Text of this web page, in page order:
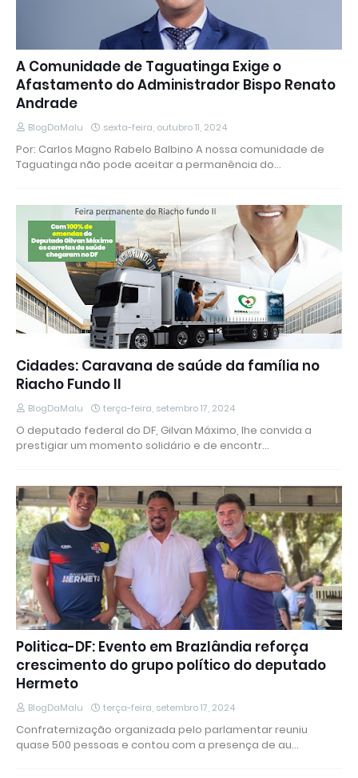
A Comunidade de Taguatinga Exige o
Afastamento do Administrador Bispo Renato
Andrade
BlogDaMalu sexta-feira, outubro 11, 2024
Por: Carlos Magno Rabelo Balbino A nossa comunidade de
Taguatinga não pode aceitar a permanência do…
Cidades: Caravana de saúde da família no
Riacho Fundo II
BlogDaMalu terça-feira, setembro 17, 2024
O deputado federal do DF, Gilvan Máximo, lhe convida a
prestigiar um momento solidário e de encontr…
Politica-DF: Evento em Brazlândia reforça
crescimento do grupo político do deputado
Hermeto
BlogDaMalu terça-feira, setembro 17, 2024
Confraternização organizada pelo parlamentar reuniu
quase 500 pessoas e contou com a presença de au…